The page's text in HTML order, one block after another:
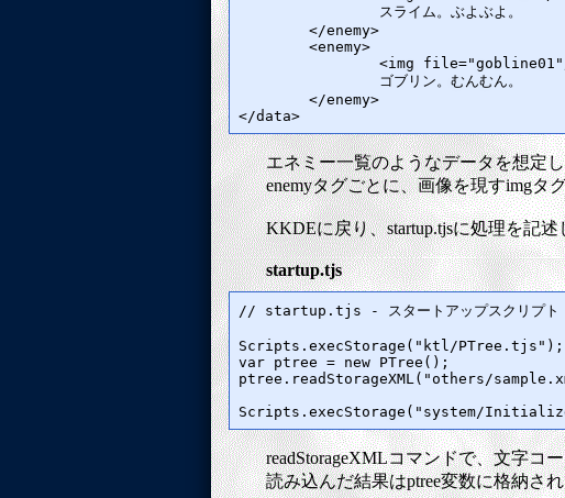
エネミー一覧のようなデータを想定
enemyタグごとに、画像を現すimgタ
KKDEに戻り、startup.tjsに処理を記
startup.tjs
// startup.tjs - スタートアップスクリプト
Scripts.execStorage("ktl/PTree.tjs");
var ptree = new PTree();
ptree.readStorageXML("others/
readStorageXMLコマンドで、文字コ
読み込んだ結果はptree変数に格納さ